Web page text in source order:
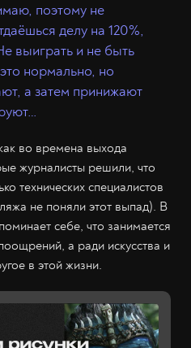
поэтому не
делу на 120%,
выиграть и не быть
нормально, но
а затем принижают
во времена выхода
журналисты решили, что
технических специалистов
не поняли этот выпад). В
себе, что занимается
а ради искусства и
в этой жизни.